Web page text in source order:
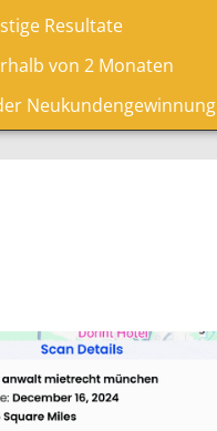
Resultate
von 2 Monaten
Neukundengewinnung